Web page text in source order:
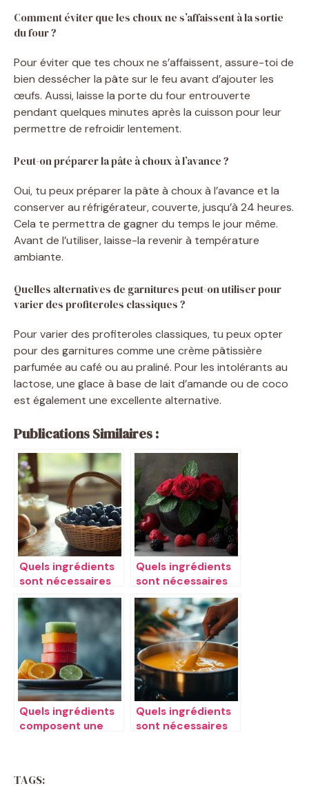
Comment éviter que les choux ne s’affaissent à la sortie
du four ?
Pour éviter que tes choux ne s’affaissent, assure-toi de
bien dessécher la pâte sur le feu avant d’ajouter les
œufs. Aussi, laisse la porte du four entrouverte
pendant quelques minutes après la cuisson pour leur
permettre de refroidir lentement.
Peut-on préparer la pâte à choux à l’avance ?
Oui, tu peux préparer la pâte à choux à l’avance et la
conserver au réfrigérateur, couverte, jusqu’à 24 heures.
Cela te permettra de gagner du temps le jour même.
Avant de l’utiliser, laisse-la revenir à température
ambiante.
Quelles alternatives de garnitures peut-on utiliser pour
varier des profiteroles classiques ?
Pour varier des profiteroles classiques, tu peux opter
pour des garnitures comme une crème pâtissière
parfumée au café ou au praliné. Pour les intolérants au
lactose, une glace à base de lait d’amande ou de coco
est également une excellente alternative.
Publications Similaires :
Quels ingrédients
sont nécessaires
pour une tarte aux
myrtilles
Quels ingrédients
sont nécessaires
pour un smoothie
bowl aux fruits
rouges
Quels ingrédients
composent une
Quels ingrédients
sont nécessaires
TAGS: